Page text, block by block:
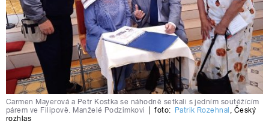
Carmen Mayerová a Petr Kostka se náhodně setkali s jedním soutěžícím
párem ve Filipově. Manželé Podzimkovi
foto: Patrik Rozehnal , Český
rozhlas